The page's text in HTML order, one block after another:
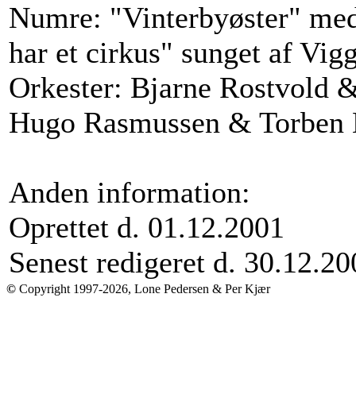
Numre: "Vinterbyøster"
har et cirkus" sunget af
Orkester: Bjarne Rostvold
Hugo Rasmussen &
Anden information:
Oprettet d. 01.12.2001
Senest redigeret d.
© Copyright 1997-2026, Lone Pedersen & Per Kjær